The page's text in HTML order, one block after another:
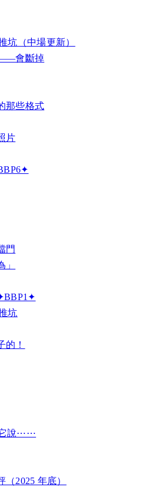
坑（中場更新）
會斷掉
那些格式
片
門
坑
的！
它說⋯⋯
2025 年底）